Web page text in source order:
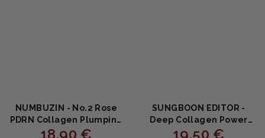
NUMBUZIN - No.2 Rose
PDRN Collagen Plumping
Serum - Vypĺňajúce
18,90 €
SUNGBOON EDITOR -
Deep Collagen Power
Boosting Cream In
19,50 €